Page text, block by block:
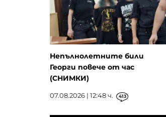
Непълнолетните били
Георги повече от час
(СНИМКИ)
07.08.2026 | 12:48 ч. 413